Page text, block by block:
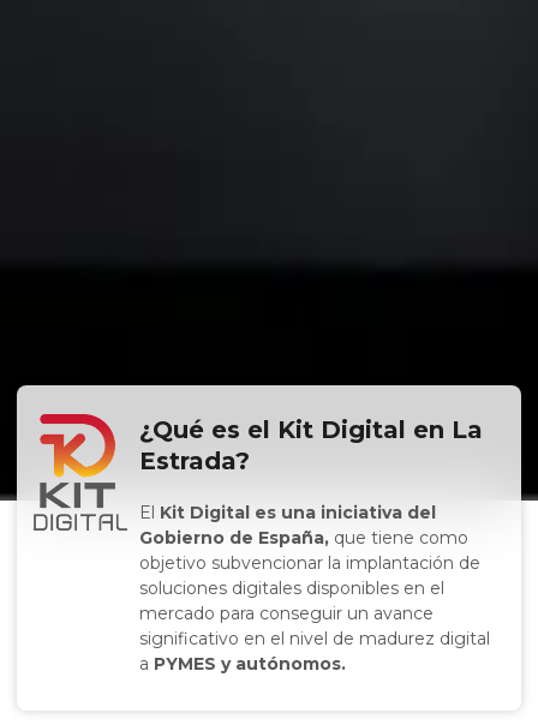
¿Qué es el Kit Digital en La
Estrada?
El Kit Digital es una iniciativa del
Gobierno de España, que tiene como
objetivo subvencionar la implantación de
soluciones digitales disponibles en el
mercado para conseguir un avance
significativo en el nivel de madurez digital
a PYMES y autónomos.